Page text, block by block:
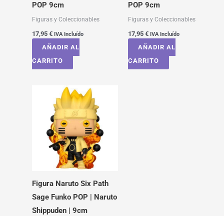
POP 9cm
Figuras y Coleccionables
17,95 € IVA Incluído
AÑADIR AL
CARRITO
POP 9cm
Figuras y Coleccionables
17,95 € IVA Incluído
AÑADIR AL
CARRITO
Figura Naruto Six Path
Sage Funko POP | Naruto
Shippuden | 9cm